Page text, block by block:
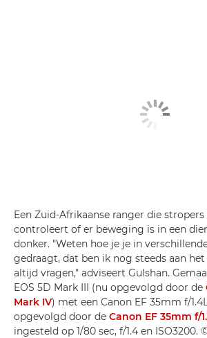
Een Zuid-Afrikaanse ranger die
controleert of er beweging is in een
donker. "Weten hoe je je in
gedraagt, dat ben ik nog steeds aan het
altijd vragen," adviseert Gulshan.
EOS 5D Mark III (nu opgevolgd door de
Mark IV) met een Canon EF 35mm f/
opgevolgd door de Canon EF 35mm f/
ingesteld op 1/80 sec, f/1.4 en ISO3200.